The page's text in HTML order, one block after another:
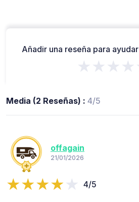
Añadir una reseña para
Media (2 Reseñas) : 4/5
offagain
21/01/2026
4/5